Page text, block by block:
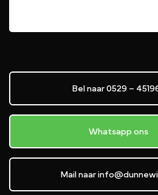
Bel naar 0529 –
Whatsapp ons
Mail naar